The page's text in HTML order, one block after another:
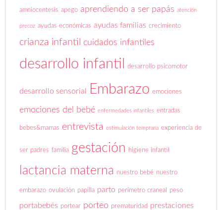
amniocentesis apego aprendiendo a ser papás atención
precoz ayudas económicas ayudas familias crecimiento
crianza infantil cuidados infantiles
desarrollo infantil desarrollo psicomotor
desarrollo sensorial Embarazo emociones
emociones del bebé enfermedades infantiles entradas
bebes&mamas entrevista estimulación temprana experiencia de
ser padres familia gestación higiene infantil
lactancia materna nuestro bebé nuestro
embarazo ovulación papilla parto perímetro craneal peso
portabebés portear porteo prematuridad prestaciones